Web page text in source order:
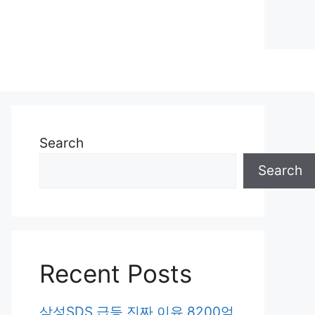
Search
Search
Recent Posts